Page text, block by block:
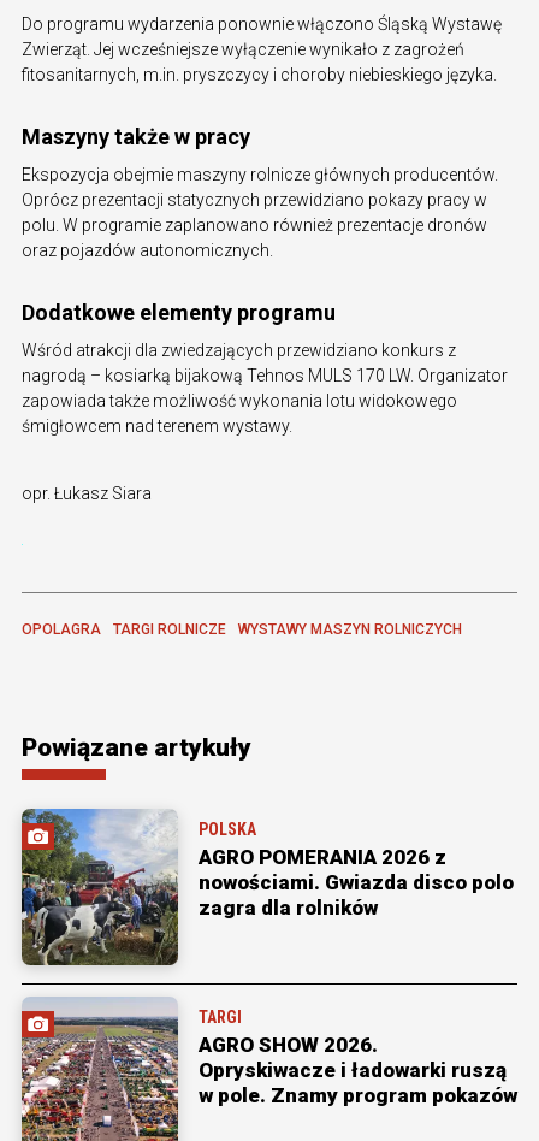
Do programu wydarzenia ponownie włączono Śląską Wystawę
Zwierząt. Jej wcześniejsze wyłączenie wynikało z zagrożeń
fitosanitarnych, m.in. pryszczycy i choroby niebieskiego języka.
Maszyny także w pracy
Ekspozycja obejmie maszyny rolnicze głównych producentów.
Oprócz prezentacji statycznych przewidziano pokazy pracy w
polu. W programie zaplanowano również prezentacje dronów
oraz pojazdów autonomicznych.
Dodatkowe elementy programu
Wśród atrakcji dla zwiedzających przewidziano konkurs z
nagrodą – kosiarką bijakową Tehnos MULS 170 LW. Organizator
zapowiada także możliwość wykonania lotu widokowego
śmigłowcem nad terenem wystawy.
opr. Łukasz Siara
OPOLAGRA TARGI ROLNICZE WYSTAWY MASZYN ROLNICZYCH
Powiązane artykuły
POLSKA
AGRO POMERANIA 2026 z
nowościami. Gwiazda disco polo
zagra dla rolników
TARGI
AGRO SHOW 2026.
Opryskiwacze i ładowarki ruszą
w pole. Znamy program pokazów